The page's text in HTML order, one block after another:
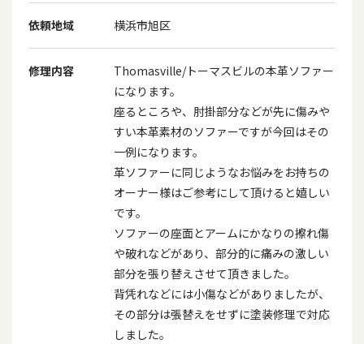
依頼地域 横浜市旭区
修理内容
Thomasville/トーマスビルの本革ソファー
になります。
座るところや、肘掛部分などが先に傷みや
すい本革素材のソファーですが今回はその
一例になります。
革ソファーに同じようなお悩みをお持ちの
オーナー様はご参考にして頂けると嬉しい
です。
ソファーの座面とアームにかなりの擦れ傷
や破れなどがあり、部分的に痛みの激しい
部分を張り替えさせて頂きました。
背凭れなどには小傷などがありましたが、
その部分は張替えをせずに塗装修理で対応
しました。